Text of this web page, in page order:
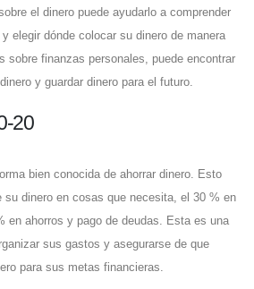
el dinero puede ayudarlo a comprender
elegir dónde colocar su dinero de manera
sobre finanzas personales, puede encontrar
y guardar dinero para el futuro.
20
bien conocida de ahorrar dinero. Esto
dinero en cosas que necesita, el 30 % en
en ahorros y pago de deudas. Esta es una
sus gastos y asegurarse de que
para sus metas financieras.